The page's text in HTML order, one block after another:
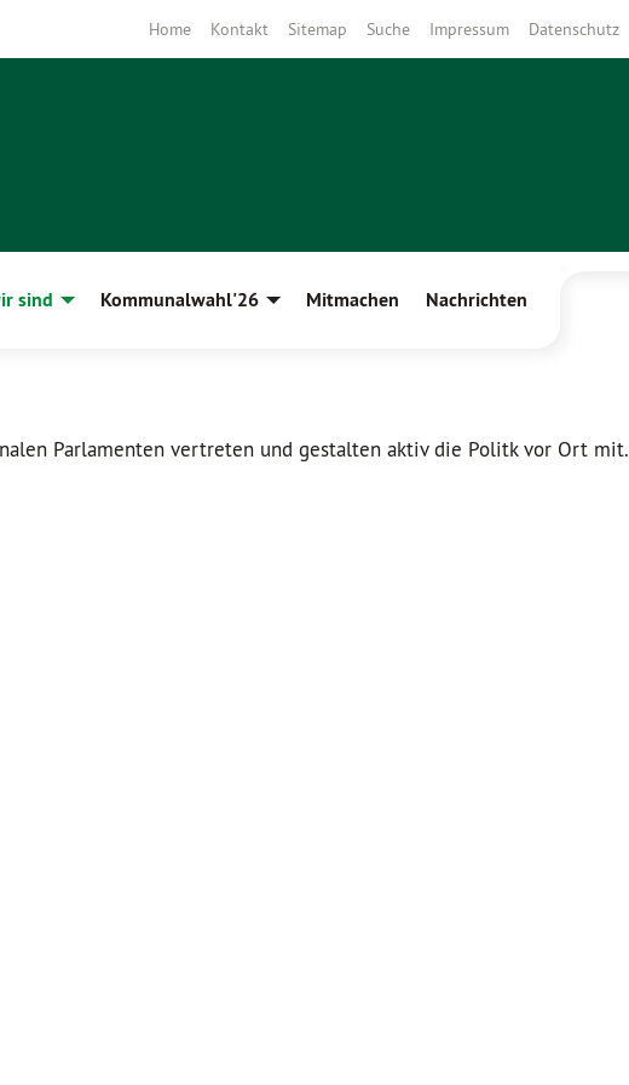
Home Kontakt Sitemap Suche Impressum Datenschutz
sind Kommunalwahl'26 Mitmachen Nachrichten
Parlamenten vertreten und gestalten aktiv die Politk vor Ort mit.